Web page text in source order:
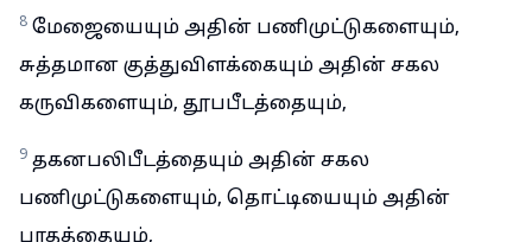
8 மேஜையையும் அதின் பணிமுட்டுகளையும்,
சுத்தமான குத்துவிளக்கையும் அதின் சகல
கருவிகளையும், தூபபீடத்தையும்,
9 தகனபலிபீடத்தையும் அதின் சகல
பணிமுட்டுகளையும், தொட்டியையும் அதின்
பாதத்தையும்,